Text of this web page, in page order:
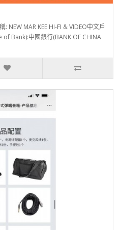
NEW MAR KEE HI-FI & VIDEO中文戶
Bank):中國銀行(BANK OF CHINA